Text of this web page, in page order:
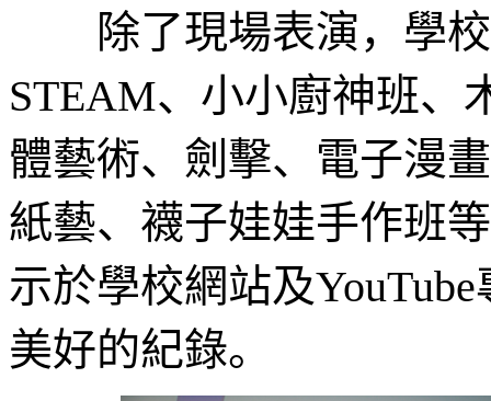
除了現場表演，學校
STEAM、小小廚神班、
體藝術、劍擊、電子漫
紙藝、襪子娃娃手作班
示於學校網站及
美好的紀錄。